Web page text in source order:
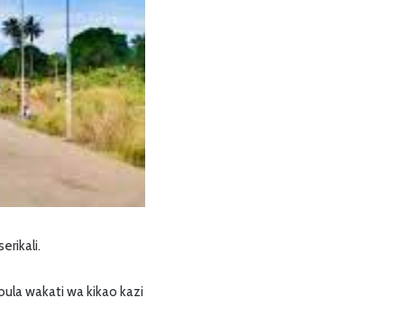
wakati wa kikao kazi